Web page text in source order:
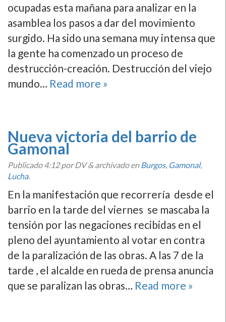
ocupadas esta mañana para analizar en la
asamblea los pasos a dar del movimiento
surgido. Ha sido una semana muy intensa que
la gente ha comenzado un proceso de
destrucción-creación. Destrucción del viejo
mundo… Read more »
Nueva victoria del barrio de
Gamonal
Publicado4:12por DV&archivado enBurgos, Gamonal,
Lucha.
En la manifestación que recorrerí­a desde el
barrio en la tarde del viernes se mascaba la
tensión por las negaciones recibidas en el
pleno del ayuntamiento al votar en contra
de la paralización de las obras. A las 7 de la
tarde , el alcalde en rueda de prensa anuncia
que se paralizan las obras… Read more »